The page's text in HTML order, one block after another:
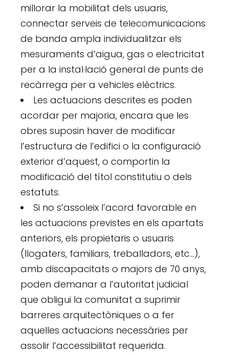
millorar la mobilitat dels usuaris,
connectar serveis de telecomunicacions
de banda ampla individualitzar els
mesuraments d’aigua, gas o electricitat
per a la instal·lació general de punts de
recàrrega per a vehicles elèctrics.
Les actuacions descrites es poden
acordar per majoria, encara que les
obres suposin haver de modificar
l’estructura de l’edifici o la configuració
exterior d’aquest, o comportin la
modificació del títol constitutiu o dels
estatuts.
Si no s’assoleix l’acord favorable en
les actuacions previstes en els apartats
anteriors, els propietaris o usuaris
(llogaters, familiars, treballadors, etc…),
amb discapacitats o majors de 70 anys,
poden demanar a l’autoritat judicial
que obligui la comunitat a suprimir
barreres arquitectòniques o a fer
aquelles actuacions necessàries per
assolir l’accessibilitat requerida.